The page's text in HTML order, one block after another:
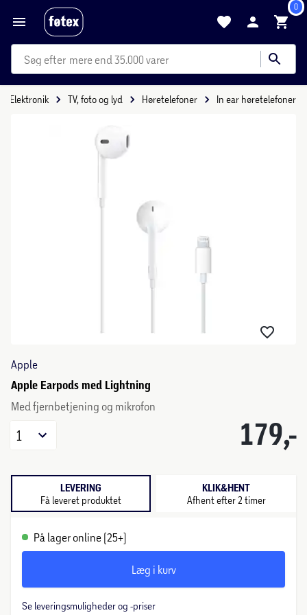
0
mere end 35.000 varer
Elektronik TV, foto og lyd Høretelefoner In ear høretelefoner
Apple
Apple Earpods med Lightning
Med fjernbetjening og mikrofon
179,-
1
LEVERING
Få leveret produktet
KLIK&HENT
Afhent efter 2 timer
På lager online (25+)
Læg i kurv
Se leveringsmuligheder og -priser